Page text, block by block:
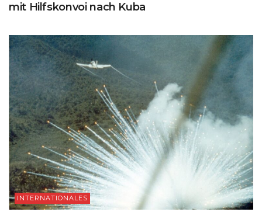
mit Hilfskonvoi nach Kuba
INTERNATIONALES